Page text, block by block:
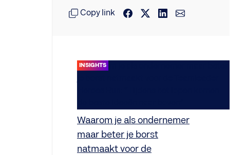
Copy link
INSIGHTS
Waarom je als ondernemer
maar beter je borst
natmaakt voor de